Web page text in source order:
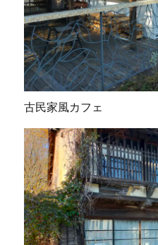
古民家風カフェ